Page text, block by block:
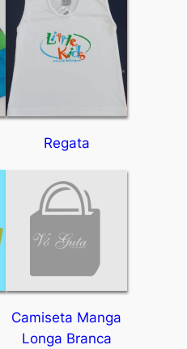
Regata
Camiseta Manga
Longa Branca